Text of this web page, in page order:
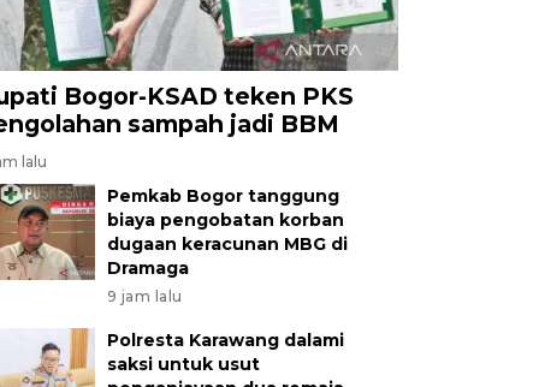
Bogor-KSAD teken PKS
sampah jadi BBM
lalu
Pemkab Bogor tanggung
biaya pengobatan korban
dugaan keracunan MBG di
Dramaga
9 jam lalu
Polresta Karawang dalami
saksi untuk usut